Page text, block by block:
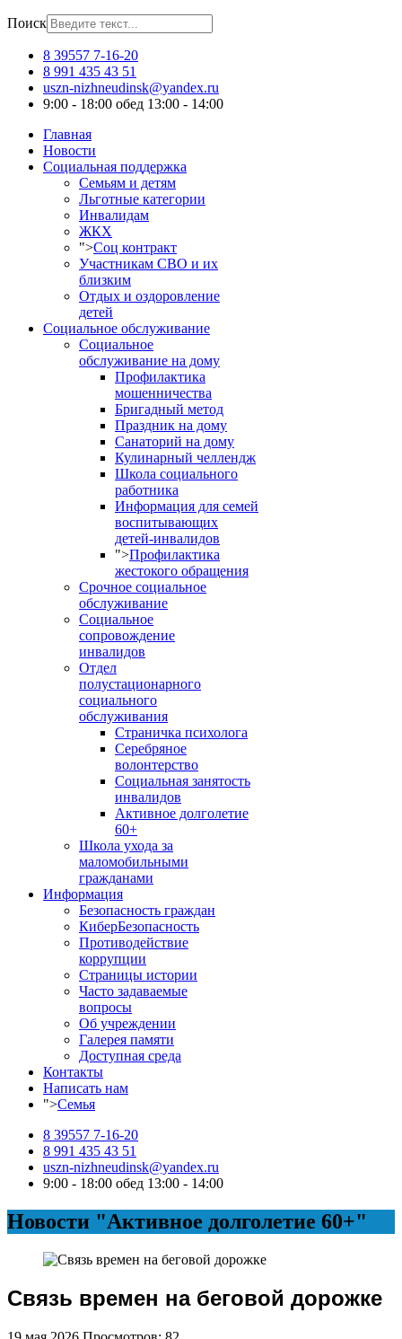
Поиск
8 39557 7-16-20
8 991 435 43 51
uszn-nizhneudinsk@yandex.ru
9:00 - 18:00 обед 13:00 - 14:00
Главная
Новости
Социальная поддержка
Семьям и детям
Льготные категории
Инвалидам
ЖКХ
">Соц контракт
Участникам СВО и их
близким
Отдых и оздоровление
детей
Социальное обслуживание
Социальное
обслуживание на дому
Профилактика
мошенничества
Бригадный метод
Праздник на дому
Санаторий на дому
Кулинарный челлендж
Школа социального
работника
Информация для семей
воспитывающих
детей-инвалидов
">Профилактика
жестокого обращения
Срочное социальное
обслуживание
Социальное
сопровождение
инвалидов
Отдел
полустационарного
социального
обслуживания
Страничка психолога
Серебряное
волонтерство
Социальная занятость
инвалидов
Активное долголетие
60+
Школа ухода за
маломобильными
гражданами
Информация
Безопасность граждан
КиберБезопасность
Противодействие
коррупции
Страницы истории
Часто задаваемые
вопросы
Об учреждении
Галерея памяти
Доступная среда
Контакты
Написать нам
">Семья
8 39557 7-16-20
8 991 435 43 51
uszn-nizhneudinsk@yandex.ru
9:00 - 18:00 обед 13:00 - 14:00
Новости "Активное долголетие 60+"
Связь времен на беговой дорожке